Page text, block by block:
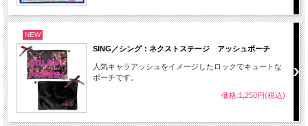
NEW
SING／シング：ネクストステージ アッシュポーチ
人気キャラアッシュをイメージしたロックでキュートな
ポーチです。
価格:1,250円(税込)